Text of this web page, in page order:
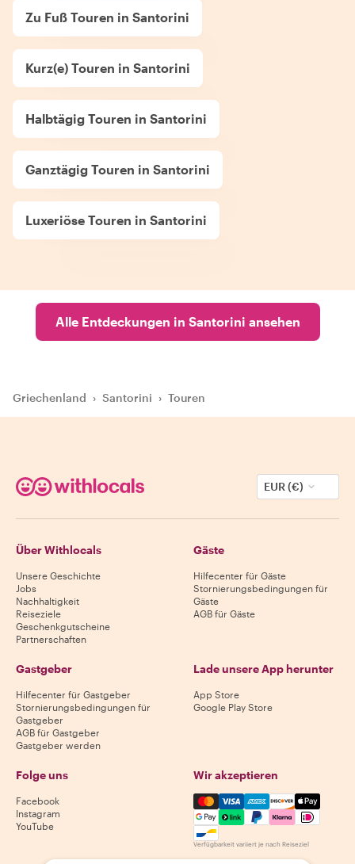
Zu Fuß Touren in Santorini
Kurz(e) Touren in Santorini
Halbtägig Touren in Santorini
Ganztägig Touren in Santorini
Luxeriöse Touren in Santorini
Alle Entdeckungen in Santorini ansehen
Griechenland › Santorini › Touren
EUR (€)
Über Withlocals
Unsere Geschichte
Jobs
Nachhaltigkeit
Reiseziele
Geschenkgutscheine
Partnerschaften
Gäste
Hilfecenter für Gäste
Stornierungsbedingungen für
Gäste
AGB für Gäste
Gastgeber
Hilfecenter für Gastgeber
Stornierungsbedingungen für
Gastgeber
AGB für Gastgeber
Gastgeber werden
Lade unsere App herunter
App Store
Google Play Store
Folge uns
Facebook
Instagram
YouTube
Wir akzeptieren
Mastercard, Visa, Amex,
Verfügbarkeit variiert je nach Reiseziel